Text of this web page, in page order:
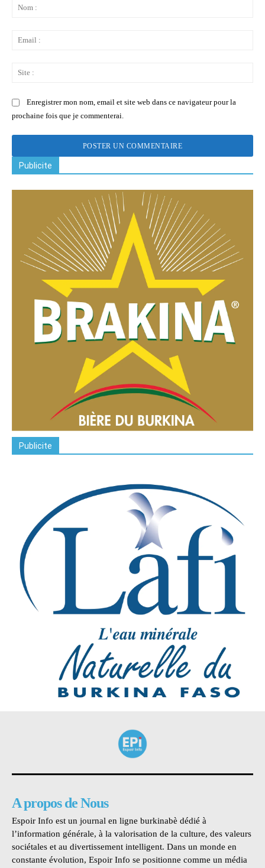
Enregistrer mon nom, email et site web dans ce navigateur pour la
prochaine fois que je commenterai.
Publicite
Publicite
A propos de Nous
Espoir Info est un journal en ligne burkinabè dédié à
l’information générale, à la valorisation de la culture, des valeurs
sociétales et au divertissement intelligent. Dans un monde en
constante évolution, Espoir Info se positionne comme un média